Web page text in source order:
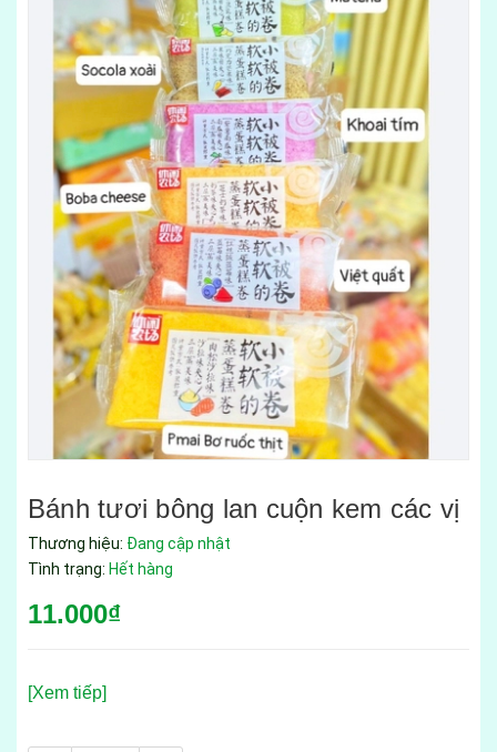
Bánh tươi bông lan cuộn kem các vị
Thương hiệu: Đang cập nhật
Tình trạng: Hết hàng
11.000₫
[Xem tiếp]